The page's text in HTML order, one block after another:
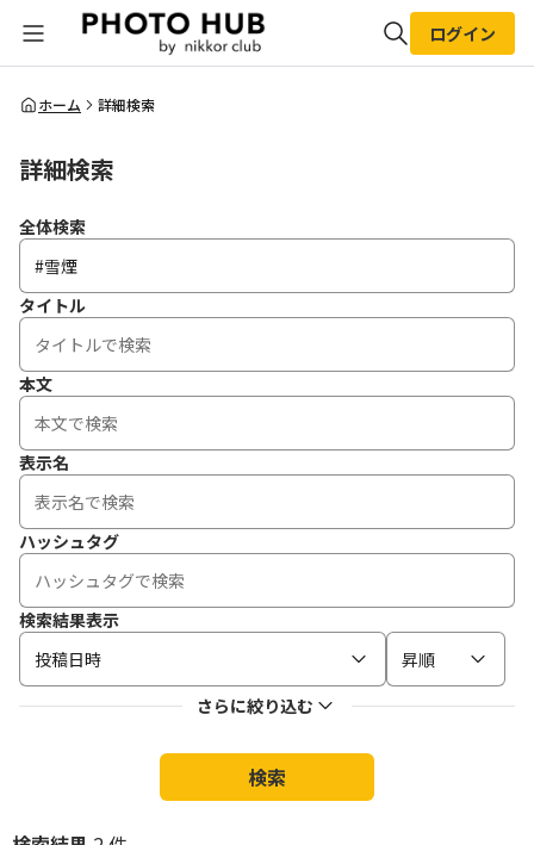
全体検索
ログイン
ホーム 詳細検索
詳細検索
全体検索
タイトル
本文
表示名
ハッシュタグ
検索結果表示
投稿日時
昇順
さらに絞り込む
検索